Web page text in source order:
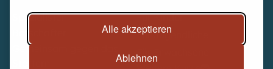
Alle akzeptieren
Ablehnen
Spezialisten
Gemeinsam gegen das
Für Kinder
Für Jugendliche
Für Erwachsene